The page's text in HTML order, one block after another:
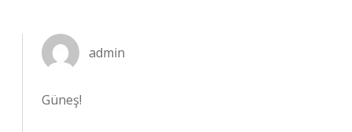
admin
Güneş!